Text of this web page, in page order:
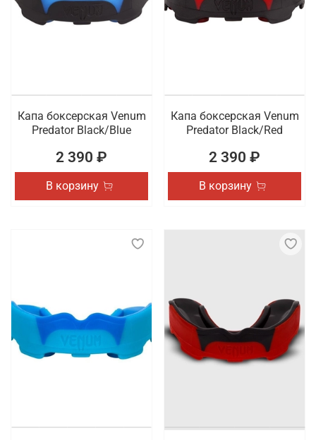
Капа боксерская Venum
Predator Black/Blue
2 390 ₽
В корзину
Капа боксерская Venum
Predator Black/Red
2 390 ₽
В корзину